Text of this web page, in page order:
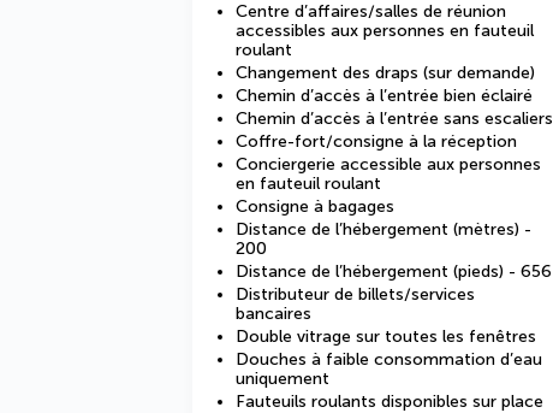
Centre d’affaires/salles de réunion
accessibles aux personnes en fauteuil
roulant
Changement des draps (sur demande)
Chemin d’accès à l’entrée bien éclairé
Chemin d’accès à l’entrée sans escaliers
Coffre-fort/consigne à la réception
Conciergerie accessible aux personnes
en fauteuil roulant
Consigne à bagages
Distance de l’hébergement (mètres) -
200
Distance de l’hébergement (pieds) - 656
Distributeur de billets/services
bancaires
Double vitrage sur toutes les fenêtres
Douches à faible consommation d’eau
uniquement
Fauteuils roulants disponibles sur place